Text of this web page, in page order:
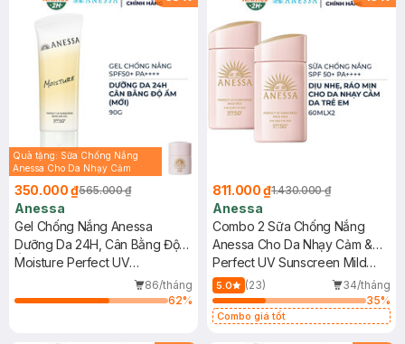
Quà tặng: Sữa Chống Nắng
Anessa Cho Da Nhạy Cảm
350.000 ₫565.000 ₫
Anessa
Gel Chống Nắng Anessa
Dưỡng Da 24H, Cân Bằng Độ
Ẩm 90g
Moisture Perfect UV
Sunscreen Skincare Gel
SPF50+ PA++++
86/tháng
62%
811.000 ₫1.430.000 ₫
Anessa
Combo 2 Sữa Chống Nắng
Anessa Cho Da Nhạy Cảm &
Trẻ Em 60ml (Mới)
Perfect UV Sunscreen Mild
Milk (For Sensitive Skin)
SPF50+/PA++++
5.0 (23)
34/tháng
35%
Combo giá tốt